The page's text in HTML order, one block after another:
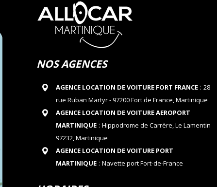
NOS AGENCES
AGENCE LOCATION DE VOITURE FORT FRANCE: 28
rue Ruban Martyr - 97200 Fort de France, Martinique
AGENCE LOCATION DE VOITURE AEROPORT
MARTINIQUE: Hippodrome de Carrère, Le Lamentin
97232, Martinique
AGENCE LOCATION DE VOITURE PORT
MARTINIQUE: Navette port Fort-de-France